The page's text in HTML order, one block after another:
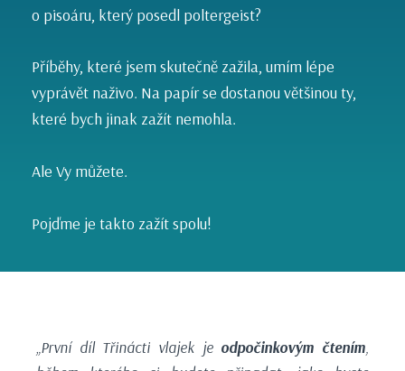
o pisoáru, který posedl poltergeist?
Příběhy, které jsem skutečně zažila, umím lépe
vyprávět naživo. Na papír se dostanou většinou ty,
které bych jinak zažít nemohla.
Ale Vy můžete.
Pojďme je takto zažít spolu!
„První díl Třinácti vlajek je odpočinkovým čtením